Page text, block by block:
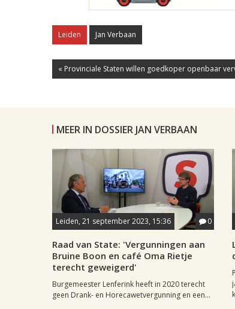
Leiden Jan Verbaan
« Provinciale Staten willen goedkoper openbaar
MEER IN DOSSIER JAN VERBAAN
Leiden, 21 september 2023, 15:36 0
Raad van State: 'Vergunningen aan
Bruine Boon en café Oma Rietje
terecht geweigerd'
Burgemeester Lenferink heeft in 2020 terecht
geen Drank- en Horecawetvergunning en een...